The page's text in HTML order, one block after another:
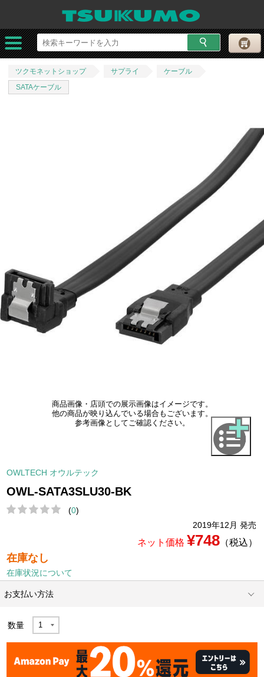
ツクモネットショップ サプライ
ケーブル
SATAケーブル
商品画像・店頭での展示画像はイメージです。
他の商品が映り込んでいる場合もございます。
参考画像としてご確認ください。
OWLTECH オウルテック
OWL-SATA3SLU30-BK
(0)
2019年12月 発売
ネット価格 ¥748（税込）
在庫なし
在庫状況について
お支払い方法
数量